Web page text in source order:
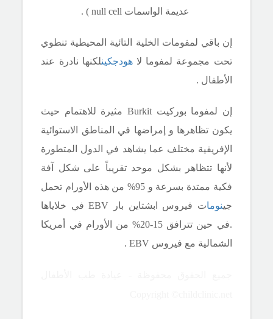
عديمة الواسماتnull cell
) .
إن باقي لمفومات الخلية التائية المحيطية تنطوي
تحت مجموعة لمفوما لاهودجكينلكنها نادرة عند
الأطفال .
إن لمفوما بوركيتBurkit مثيرة للاهتمام حيث
يكون تظاهرها و إمراضها في المناطق الاستوائية
الإفريقية مختلف عما يشاهد في الدول المتطورة
لأنها تتظاهر بشكل موحد تقريباً على شكل آفة
فكية ممتدة بسرعة و 95% من هذه الأورام تحمل
جينومات فيروس ابشتاين بار EBV في خلاياها
.في حين تترافق 15-20%
من الأورام في أمريكا
الشمالية مع فيروسEBV
.